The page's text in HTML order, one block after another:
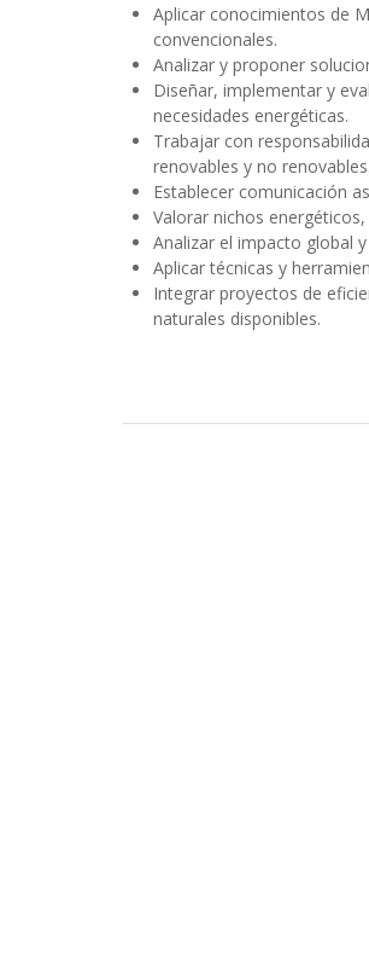
Aplicar conocimientos de
convencionales.
Analizar y proponer
Diseñar, implementar y
necesidades energéticas.
Trabajar con
renovables y no renovables.
Establecer comunicación
Valorar nichos
Analizar el impacto global
Aplicar técnicas y
Integrar proyectos de
naturales disponibles.